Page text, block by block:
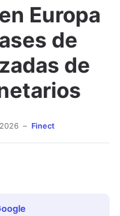
Europa
de
de
Finect